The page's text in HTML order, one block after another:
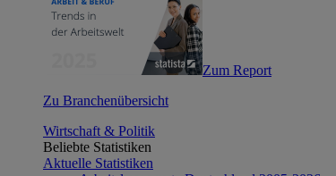
Zum Report
Zu Branchenübersicht
Wirtschaft & Politik
Beliebte Statistiken
Aktuelle Statistiken